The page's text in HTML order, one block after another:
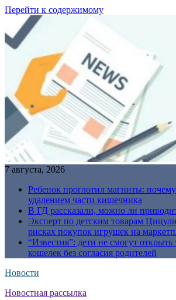
Перейти к содержимому
7 августа, 2026
Ребенок проглотил магниты: почему
удалением части кишечника
В ГД рассказали, можно ли
Эксперт по детским товарам
рисках покупок игрушек на
“Известия”: дети не смогут
кошелек без согласия родителей
Новости
Новостная рассылка